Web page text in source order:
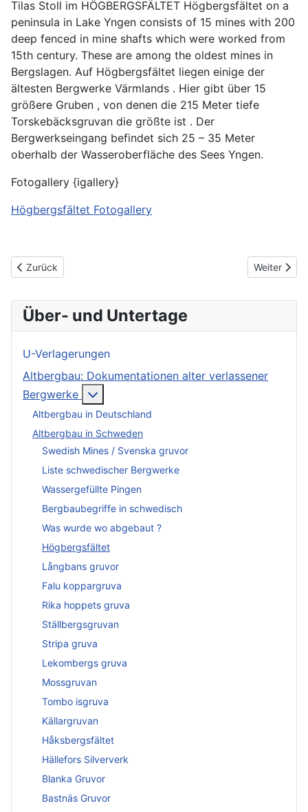
Tilas Stoll im HÖGBERGSFÄLTET Högbergsfältet on a
peninsula in Lake Yngen consists of 15 mines with 200
deep fenced in mine shafts which were worked from
15th century. These are among the oldest mines in
Bergslagen. Auf Högbergsfältet liegen einige der
ältesten Bergwerke Värmlands . Hier gibt über 15
größere Gruben , von denen die 215 Meter tiefe
Torskebäcksgruvan die größte ist . Der
Bergwerkseingang befindet sich 25 – 35 Meter
oberhalb der Wasseroberfläche des Sees Yngen.
Fotogallery {igallery}
Högbergsfältet Fotogallery
Vorheriger Beitrag: Falu koppargruva
Zurück Nächster
Weiter
Über- und Untertage
U-Verlagerungen
Altbergbau: Dokumentationen alter verlassener
Bergwerke
Altbergbau in Deutschland
Altbergbau in Schweden
Swedish Mines / Svenska gruvor
Liste schwedischer Bergwerke
Wassergefüllte Pingen
Bergbaubegriffe in schwedisch
Was wurde wo abgebaut ?
Högbergsfältet
Långbans gruvor
Falu koppargruva
Rika hoppets gruva
Ställbergsgruvan
Stripa gruva
Lekombergs gruva
Mossgruvan
Tombo isgruva
Källargruvan
Håksbergsfältet
Hällefors Silververk
Blanka Gruvor
Bastnäs Gruvor